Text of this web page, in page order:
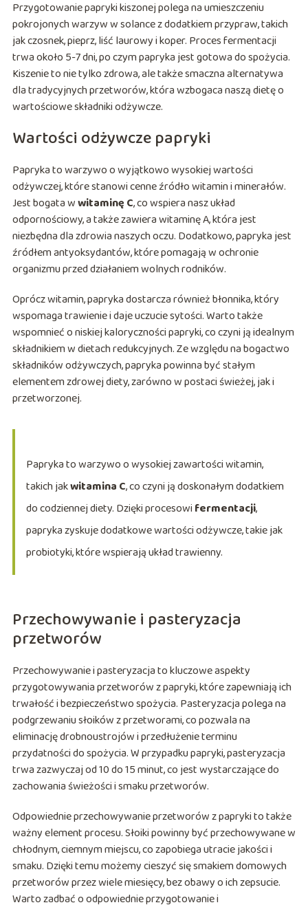
Przygotowanie papryki kiszonej polega na umieszczeniu
pokrojonych warzyw w solance z dodatkiem przypraw, takich
jak czosnek, pieprz, liść laurowy i koper. Proces fermentacji
trwa około 5-7 dni, po czym papryka jest gotowa do spożycia.
Kiszenie to nie tylko zdrowa, ale także smaczna alternatywa
dla tradycyjnych przetworów, która wzbogaca naszą dietę o
wartościowe składniki odżywcze.
Wartości odżywcze papryki
Papryka to warzywo o wyjątkowo wysokiej wartości
odżywczej, które stanowi cenne źródło witamin i minerałów.
Jest bogata wwitaminę C, co wspiera nasz układ
odpornościowy, a także zawiera witaminę A, która jest
niezbędna dla zdrowia naszych oczu. Dodatkowo, papryka jest
źródłem antyoksydantów, które pomagają w ochronie
organizmu przed działaniem wolnych rodników.
Oprócz witamin, papryka dostarcza również błonnika, który
wspomaga trawienie i daje uczucie sytości. Warto także
wspomnieć o niskiej kaloryczności papryki, co czyni ją idealnym
składnikiem w dietach redukcyjnych. Ze względu na bogactwo
składników odżywczych, papryka powinna być stałym
elementem zdrowej diety, zarówno w postaci świeżej, jak i
przetworzonej.
Papryka to warzywo o wysokiej zawartości witamin,
takich jakwitamina C, co czyni ją doskonałym dodatkiem
do codziennej diety. Dzięki procesowi fermentacji,
papryka zyskuje dodatkowe wartości odżywcze, takie jak
probiotyki, które wspierają układ trawienny.
Przechowywanie i pasteryzacja
przetworów
Przechowywanie i pasteryzacja to kluczowe aspekty
przygotowywania przetworów z papryki, które zapewniają ich
trwałość i bezpieczeństwo spożycia. Pasteryzacja polega na
podgrzewaniu słoików z przetworami, co pozwala na
eliminację drobnoustrojów i przedłużenie terminu
przydatności do spożycia. W przypadku papryki, pasteryzacja
trwa zazwyczaj od 10 do 15 minut, co jest wystarczające do
zachowania świeżości i smaku przetworów.
Odpowiednie przechowywanie przetworów z papryki to także
ważny element procesu. Słoiki powinny być przechowywane w
chłodnym, ciemnym miejscu, co zapobiega utracie jakości i
smaku. Dzięki temu możemy cieszyć się smakiem domowych
przetworów przez wiele miesięcy, bez obawy o ich zepsucie.
Warto zadbać o odpowiednie przygotowanie i